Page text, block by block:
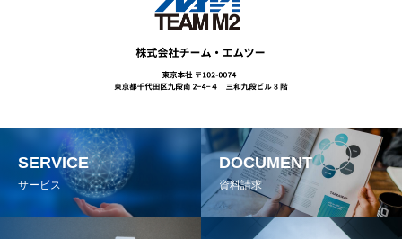
SERVICE
サービス
DOCUMENT
資料請求